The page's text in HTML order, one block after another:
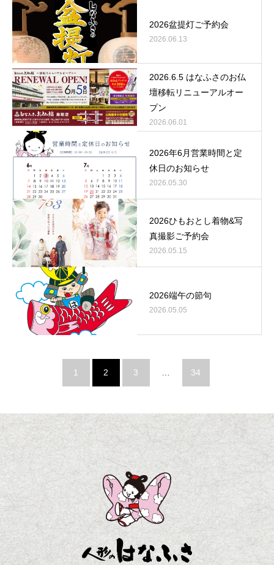
2026盆提灯ご予約会
2026.06.13
2026.6.5 はなふさのお仏
壇移転リニューアルオー
プン
2026.06.01
2026年6月営業時間と定
休日のお知らせ
2026.05.30
2026ひもおとし着物&写
真撮影ご予約会
2026.05.15
2026端午の節句
2026.05.05
1 2 3 34